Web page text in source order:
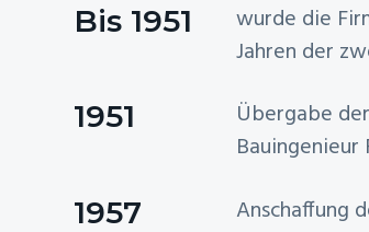
Bis 1951
wurde die
Jahren der
1951
Übergabe
1957 Anschaffung